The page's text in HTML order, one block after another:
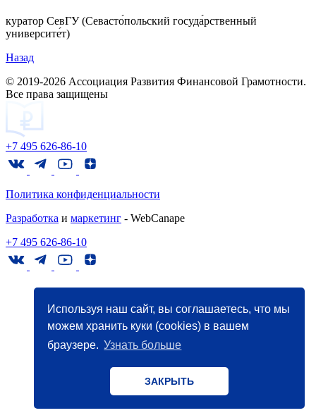
Используя наш сайт, вы соглашаетесь, что мы
можем хранить куки (cookies) в вашем
браузере. Узнать больше
ЗАКРЫТЬ
куратор СевГУ (Севасто́польский госуда́рственный
университе́т)
Назад
© 2019-2026 Ассоциация Развития Финансовой Грамотности.
Все права защищены
+7 495 626-86-10
Политика конфиденциальности
Разработка и маркетинг - WebCanape
+7 495 626-86-10